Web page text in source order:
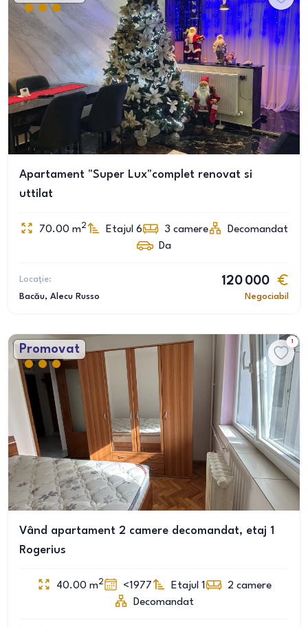
Apartament "Super Lux"complet renovat si
uttilat
70.00 m2 Etajul 6 3 camere
Decomandat
Da
Locație:
Bacău, Alecu Russo
120 000
Negociabil
Promovat
1
Vând apartament 2 camere decomandat, etaj 1
Rogerius
40.00 m2 <1977 Etajul 1 2 camere
Decomandat